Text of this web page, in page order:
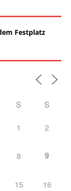
Festplatz
S S
1 2
8 9
15 16